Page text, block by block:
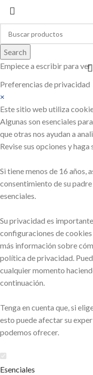
Search
Empiece a escribir para
Preferencias de privacidad
×
Este sitio web utiliza
Algunas son esenciales
que otras nos ayudan a
Revise sus opciones y haga
Si tiene menos de 16 años,
consentimiento de su
esenciales.
Su privacidad es
configuraciones de
más información sobre
política de privacidad.
cualquier momento
continuación.
Tenga en cuenta que, si
esto puede afectar su
podemos ofrecer.
Esenciales